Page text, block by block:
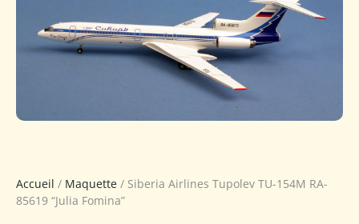
Accueil / Maquette / Siberia Airlines Tupolev TU-154M RA-
85619 “Julia Fomina”